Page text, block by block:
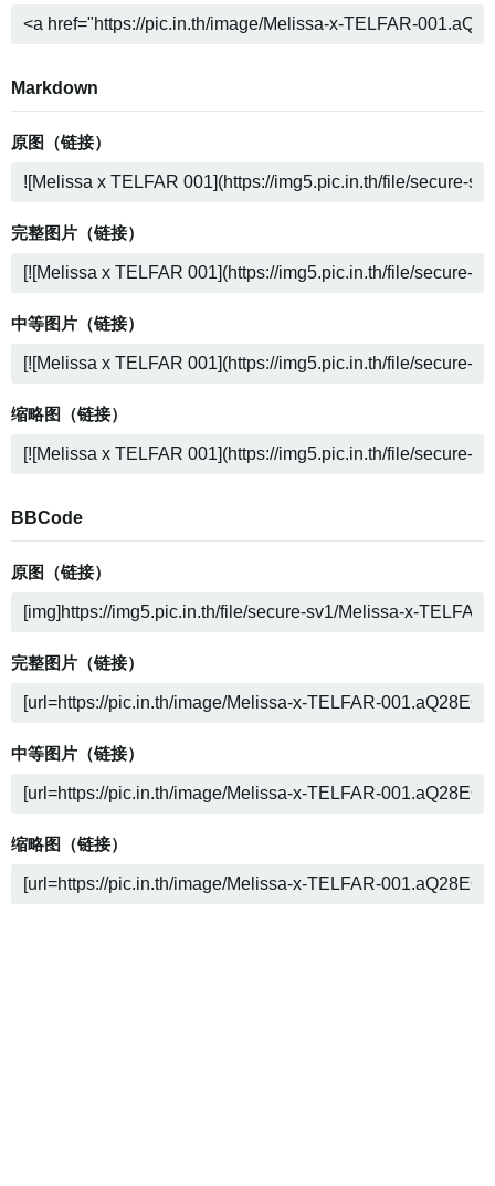
Markdown
原图（链接）
完整图片（链接）
中等图片（链接）
缩略图（链接）
BBCode
原图（链接）
完整图片（链接）
中等图片（链接）
缩略图（链接）